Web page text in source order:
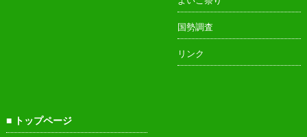
国勢調査
リンク
トップページ